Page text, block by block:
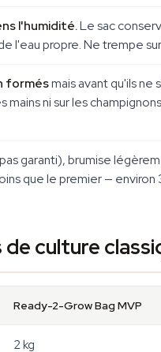
l'humidité.Le sac
l'eau propre. Ne trempe
formésmais avant qu'ils
mains ni sur les
garanti), brumise
que le premier —
culture
Ready-2-Grow Bag MVP
2 kg